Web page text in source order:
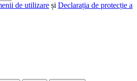
de utilizare și Declarația de protecție a